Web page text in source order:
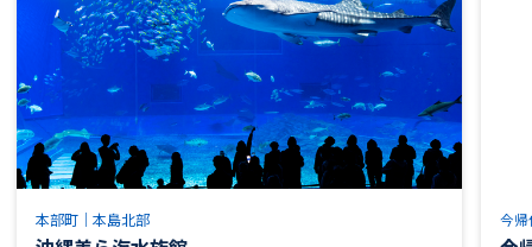
本部町｜本島北部 今